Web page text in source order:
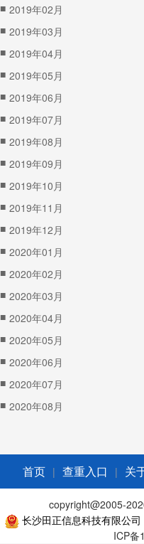
■ 2019年02月
■ 2019年03月
■ 2019年04月
■ 2019年05月
■ 2019年06月
■ 2019年07月
■ 2019年08月
■ 2019年09月
■ 2019年10月
■ 2019年11月
■ 2019年12月
■ 2020年01月
■ 2020年02月
■ 2020年03月
■ 2020年04月
■ 2020年05月
■ 2020年06月
■ 2020年07月
■ 2020年08月
首页 | 查重入口 | 关
copyright@2005-
长沙田正信息科技有限公司
ICP备